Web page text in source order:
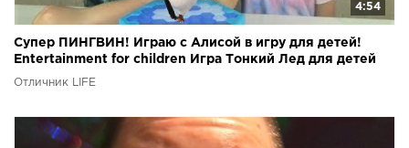
4:54
Супер ПИНГВИН! Играю с Алисой в игру для детей!
Entertainment for children Игра Тонкий Лед для детей
Отличник LIFE